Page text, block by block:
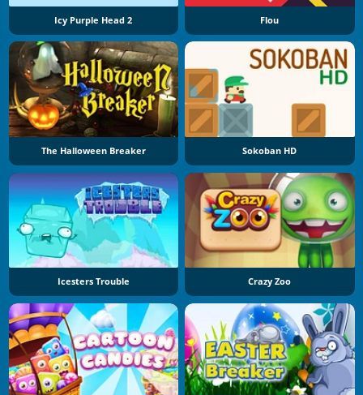
Icy Purple Head 2 Flou
The Halloween Breaker Sokoban HD
Icesters Trouble Crazy Zoo